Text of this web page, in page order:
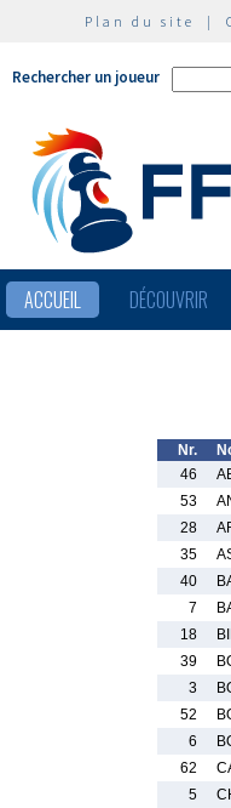
Plan du site |
Rechercher un joueur
ACCUEIL DÉCOUVRIR
Nr.
46
53
28
35
40
7
18
39
3
52
6
62
5